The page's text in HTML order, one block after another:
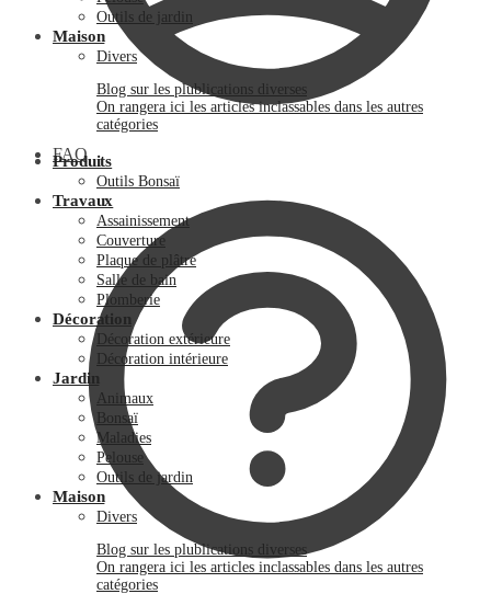
FAQ
Outils de jardin
Maison
Divers
Blog sur les plublications diverses
On rangera ici les articles inclassables dans les autres
catégories
Produits
Outils Bonsaï
Travaux
Assainissement
Couverture
Plaque de plâtre
Salle de bain
Plomberie
Décoration
Décoration extérieure
Décoration intérieure
Jardin
Animaux
Bonsaï
Maladies
Pelouse
Outils de jardin
Maison
Divers
Blog sur les plublications diverses
On rangera ici les articles inclassables dans les autres
catégories